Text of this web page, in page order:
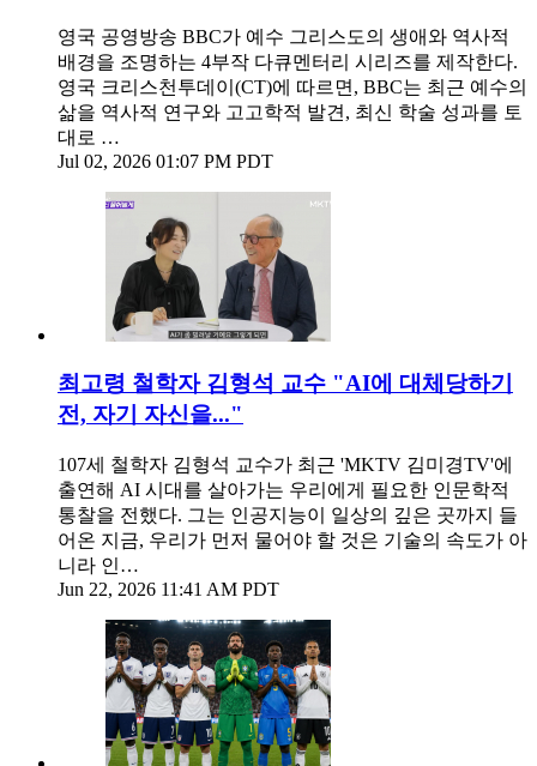
영국 공영방송 BBC가 예수 그리스도의 생애와 역사적
배경을 조명하는 4부작 다큐멘터리 시리즈를 제작한다.
영국 크리스천투데이(CT)에 따르면, BBC는 최근 예수의
삶을 역사적 연구와 고고학적 발견, 최신 학술 성과를 토
대로 …
Jul 02, 2026 01:07 PM PDT
최고령 철학자 김형석 교수 "AI에 대체당하기
전, 자기 자신을..."
107세 철학자 김형석 교수가 최근 'MKTV 김미경TV'에
출연해 AI 시대를 살아가는 우리에게 필요한 인문학적
통찰을 전했다. 그는 인공지능이 일상의 깊은 곳까지 들
어온 지금, 우리가 먼저 물어야 할 것은 기술의 속도가 아
니라 인…
Jun 22, 2026 11:41 AM PDT